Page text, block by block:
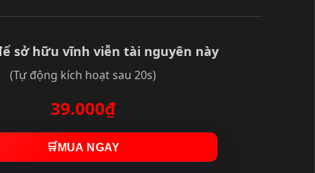
sở hữu vĩnh viễn tài nguyên này
(Tự động kích hoạt sau 20s)
39.000₫
🛒 MUA NGAY